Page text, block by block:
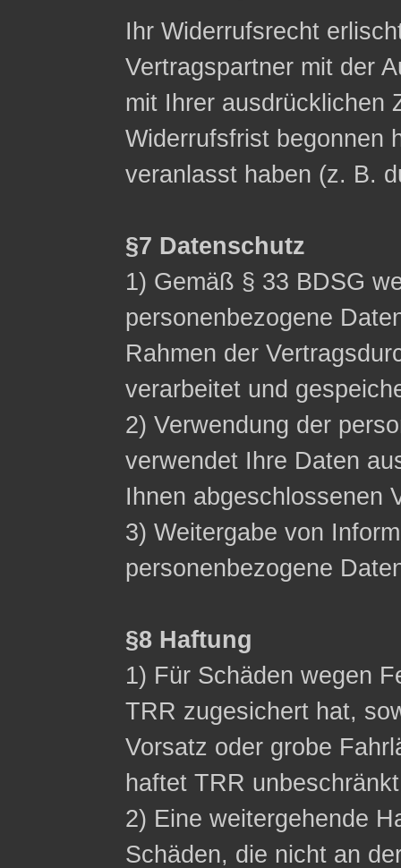
Ihr Widerrufsrecht
Vertragspartner mit der
mit Ihrer ausdrücklichen
Widerrufsfrist begonnen
veranlasst haben (z. B.
§7 Datenschutz
1) Gemäß § 33 BDSG
personenbezogene
Rahmen der
verarbeitet und
2) Verwendung der
verwendet Ihre Daten
Ihnen abgeschlossenen
3) Weitergabe von
personenbezogene
§8 Haftung
1) Für Schäden wegen
TRR zugesichert hat,
Vorsatz oder grobe
haftet TRR
2) Eine weitergehende
Schäden, die nicht an